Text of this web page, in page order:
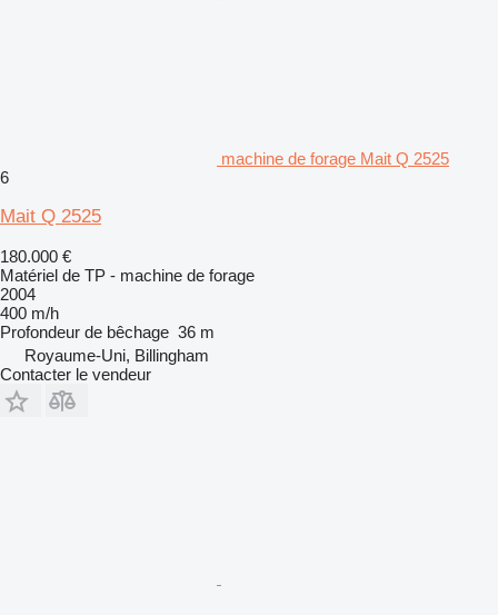
machine de forage Mait Q 2525
6
Mait Q 2525
180.000 €
Matériel de TP - machine de forage
2004
400 m/h
Profondeur de bêchage 36 m
Royaume-Uni, Billingham
Contacter le vendeur